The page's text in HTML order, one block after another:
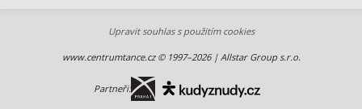
Upravit souhlas s použitím cookies
www.centrumtance.cz © 1997–2026 | Allstar Group s.r.o.
Partneři: